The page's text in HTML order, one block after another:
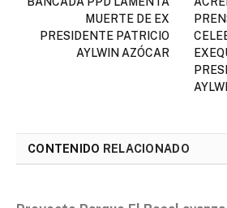
MUERTE DE EX
PRESIDENTE PATRICIO
AYLWIN AZÓCAR
CONTENIDO RELACIONADO